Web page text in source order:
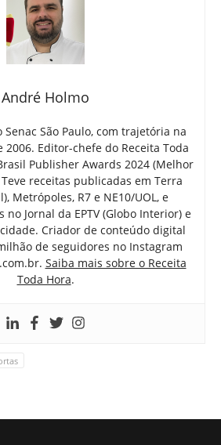
André Holmo
São Paulo, com trajetória na
Editor-chefe do Receita Toda
Publisher Awards 2024 (Melhor
receitas publicadas em Terra
Metrópoles, R7 e NE10/UOL, e
Jornal da EPTV (Globo Interior) e
Criador de conteúdo digital
de seguidores no Instagram
Saiba mais sobre o Receita
Toda Hora.